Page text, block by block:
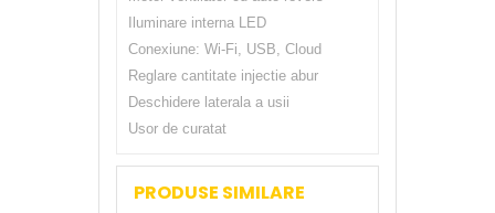
Iluminare interna LED
Conexiune: Wi-Fi, USB, Cloud
Reglare cantitate injectie abur
Deschidere laterala a usii
Usor de curatat
PRODUSE SIMILARE